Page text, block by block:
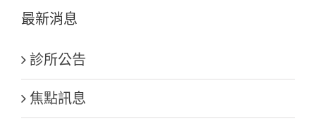
最新消息
診所公告
焦點訊息